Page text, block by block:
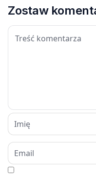
Zostaw